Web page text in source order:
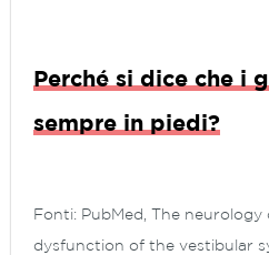
Perché si dice che i
sempre in piedi?
Fonti: PubMed, The
dysfunction of the vestibular